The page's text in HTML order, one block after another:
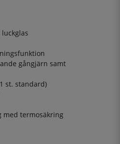
gångjärn samt
st. standard)
med termosäkring